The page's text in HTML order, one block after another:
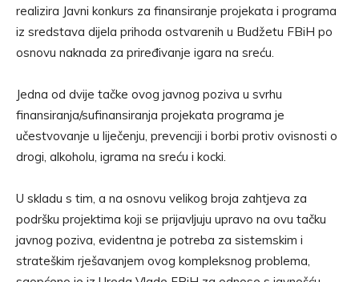
realizira Javni konkurs za finansiranje projekata i programa
iz sredstava dijela prihoda ostvarenih u Budžetu FBiH po
osnovu naknada za priređivanje igara na sreću.
Jedna od dvije tačke ovog javnog poziva u svrhu
finansiranja/sufinansiranja projekata programa je
učestvovanje u liječenju, prevenciji i borbi protiv ovisnosti o
drogi, alkoholu, igrama na sreću i kocki.
U skladu s tim, a na osnovu velikog broja zahtjeva za
podršku projektima koji se prijavljuju upravo na ovu tačku
javnog poziva, evidentna je potreba za sistemskim i
strateškim rješavanjem ovog kompleksnog problema,